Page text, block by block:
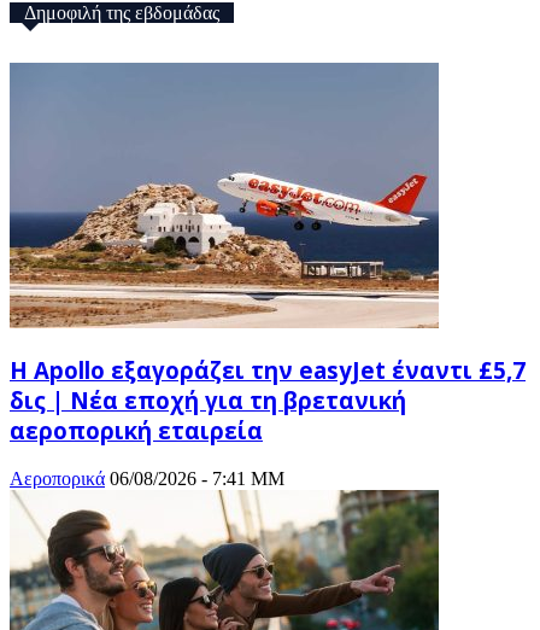
Δημοφιλή της εβδομάδας
Η Apollo εξαγοράζει την easyJet έναντι £5,7
δις | Νέα εποχή για τη βρετανική
αεροπορική εταιρεία
Αεροπορικά 06/08/2026 - 7:41 ΜΜ